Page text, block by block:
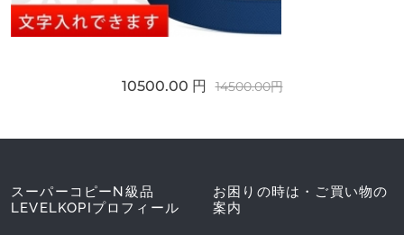
10500.00 円 14500.00円
スーパーコピーN級品
LEVELKOPIプロフィール
お困りの時は・ご買い物の
案内